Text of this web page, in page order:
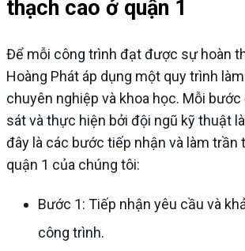
thạch cao ở quận 1
Để mỗi công trình đạt được sự hoàn
Hoàng Phát áp dụng một quy trình
chuyên nghiệp và khoa học. Mỗi
sát và thực hiện bởi đội ngũ kỹ thuật
đây là các bước tiếp nhận và làm trần
quận 1 của chúng tôi:
Bước 1: Tiếp nhận yêu cầu và
công trình.